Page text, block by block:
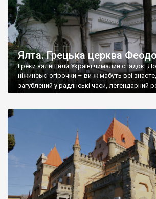
Ялта. Грецька церква
Греки залишили Україні чималий спадок.
ніжинські огірочки – ви ж мабуть всі
загублений у радянські часи, легендарний
Ніжин греки?